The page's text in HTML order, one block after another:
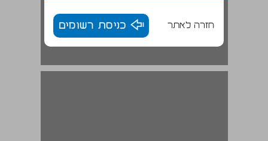
חזרה לאתר כניסת רשומים
1. הכיבוש המוסלמי, תנופתו ותחומיו ... 20